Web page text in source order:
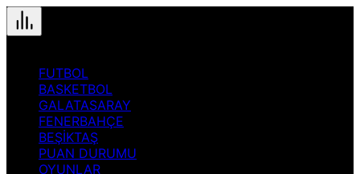
FUTBOL
BASKETBOL
GALATASARAY
FENERBAHÇE
BEŞİKTAŞ
PUAN DURUMU
OYUNLAR